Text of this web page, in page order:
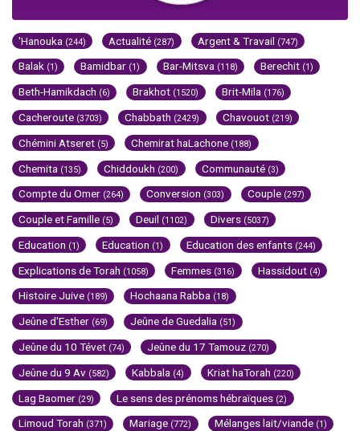
'Hanouka (244) Actualité (287) Argent & Travail (747)
Balak (1) Bamidbar (1) Bar-Mitsva (118) Berechit (1)
Beth-Hamikdach (6) Brakhot (1520) Brit-Mila (176)
Cacheroute (3703) Chabbath (2429) Chavouot (219)
Chémini Atseret (5) Chemirat haLachone (188)
Chemita (135) Chiddoukh (200) Communauté (3)
Compte du Omer (264) Conversion (303) Couple (297)
Couple et Famille (5) Deuil (1102) Divers (5037)
Education (1) Education (1) Education des enfants (244)
Explications de Torah (1058) Femmes (316) Hassidout (4)
Histoire Juive (189) Hochaana Rabba (18)
Jeûne d'Esther (69) Jeûne de Guedalia (51)
Jeûne du 10 Tévet (74) Jeûne du 17 Tamouz (270)
Jeûne du 9 Av (582) Kabbala (4) Kriat haTorah (220)
Lag Baomer (29) Le sens des prénoms hébraïques (2)
Limoud Torah (371) Mariage (772) Mélanges lait/viande (1)